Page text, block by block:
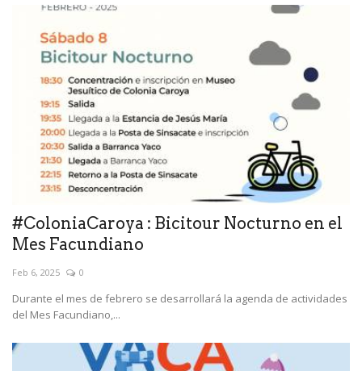
#ColoniaCaroya : Bicitour Nocturno en el
Mes Facundiano
Feb 6, 2025 0
Durante el mes de febrero se desarrollará la agenda de actividades
del Mes Facundiano,...